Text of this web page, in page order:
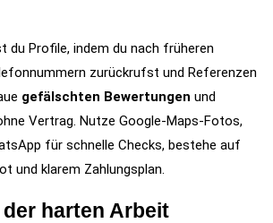
du Profile, indem du nach früheren
zurückrufst und Referenzen
gefälschten Bewertungen und
Vertrag. Nutze Google-Maps-Fotos,
für schnelle Checks, bestehe auf
und klarem Zahlungsplan.
harten Arbeit